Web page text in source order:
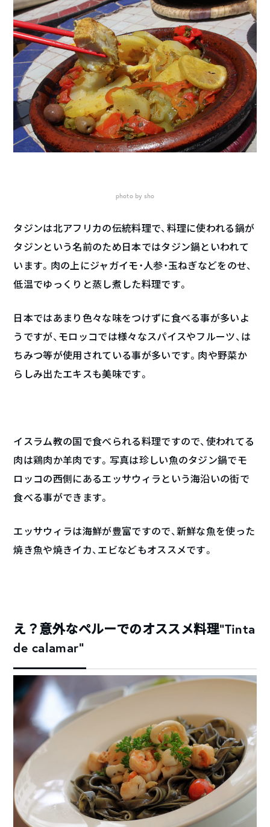
photo by sho
タジンは北アフリカの伝統料理で、料理に使われる鍋が
タジンという名前のため日本ではタジン鍋といわれて
います。肉の上にジャガイモ・人参・玉ねぎなどをのせ、
低温でゆっくりと蒸し煮した料理です。
日本ではあまり色々な味をつけずに食べる事が多いよ
うですが、モロッコでは様々なスパイスやフルーツ、は
ちみつ等が使用されている事が多いです。肉や野菜か
らしみ出たエキスも美味です。
イスラム教の国で食べられる料理ですので、使われてる
肉は鶏肉か羊肉です。写真は珍しい魚のタジン鍋でモ
ロッコの西側にあるエッサウィラという海沿いの街で
食べる事ができます。
エッサウィラは海鮮が豊富ですので、新鮮な魚を使った
焼き魚や焼きイカ、エビなどもオススメです。
え？意外なペルーでのオススメ料理“Tinta
de calamar”